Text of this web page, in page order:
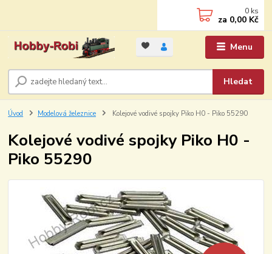
Menu
Hledat
0 ks
za 0,00 Kč
Úvod Modelová železnice Kolejové vodivé spojky Piko H0 - Piko 55290
Kolejové vodivé spojky Piko H0 -
Piko 55290